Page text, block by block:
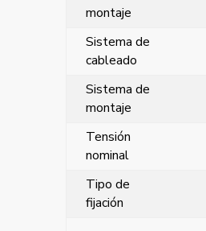
montaje
Sistema de
cableado
Sistema de
montaje
Tensión
nominal
Tipo de
fijación